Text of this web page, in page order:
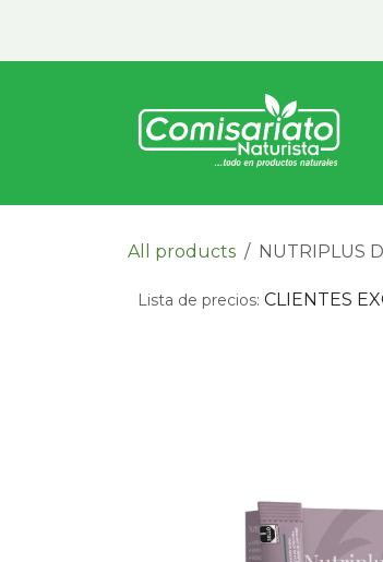
All products NUTRIPLUS
Lista de precios: CLIENTES